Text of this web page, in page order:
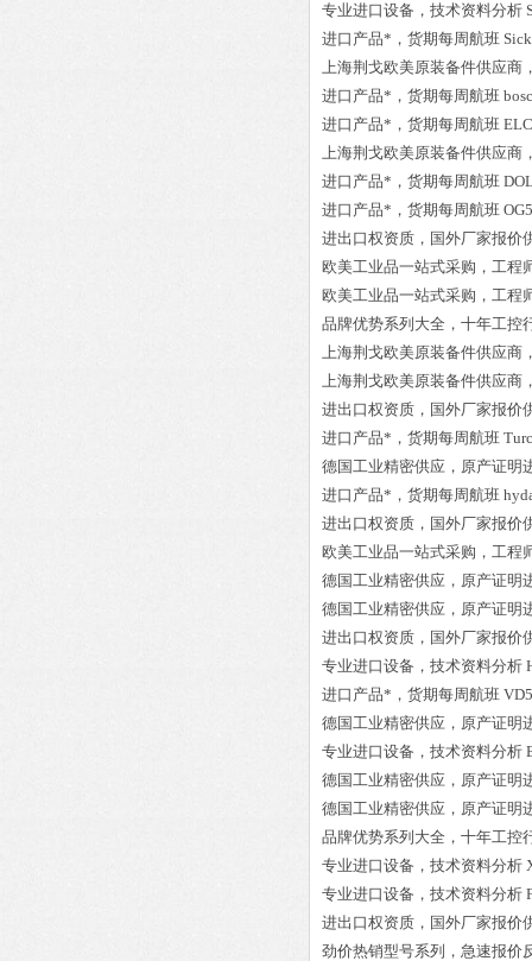
专业进口设备，技术资料分析
进口产品*，货期每周航班
上海荆戈欧美原装备件供应商
进口产品*，货期每周航班
进口产品*，货期每周航班
上海荆戈欧美原装备件供应商
进口产品*，货期每周航班
进口产品*，货期每周航班
进出口权资质，国外厂家报价
欧美工业品一站式采购，工程
欧美工业品一站式采购，工程
品牌优势系列大全，十年工控
上海荆戈欧美原装备件供应商
上海荆戈欧美原装备件供应商
进出口权资质，国外厂家报价
进口产品*，货期每周航班
德国工业精密供应，原产证明
进口产品*，货期每周航班
进出口权资质，国外厂家报价
欧美工业品一站式采购，工程
德国工业精密供应，原产证明
德国工业精密供应，原产证明
进出口权资质，国外厂家报价
专业进口设备，技术资料分析
进口产品*，货期每周航班
德国工业精密供应，原产证明
专业进口设备，技术资料分析
德国工业精密供应，原产证明
德国工业精密供应，原产证明
品牌优势系列大全，十年工控
专业进口设备，技术资料分析
专业进口设备，技术资料分析
进出口权资质，国外厂家报价
劲价热销型号系列，急速报价